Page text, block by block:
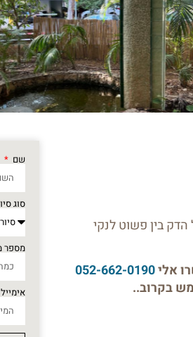
בין פשוט לנקי
אלי052-662-0190
בקרוב..
שם
סוג
מספר
אימייל